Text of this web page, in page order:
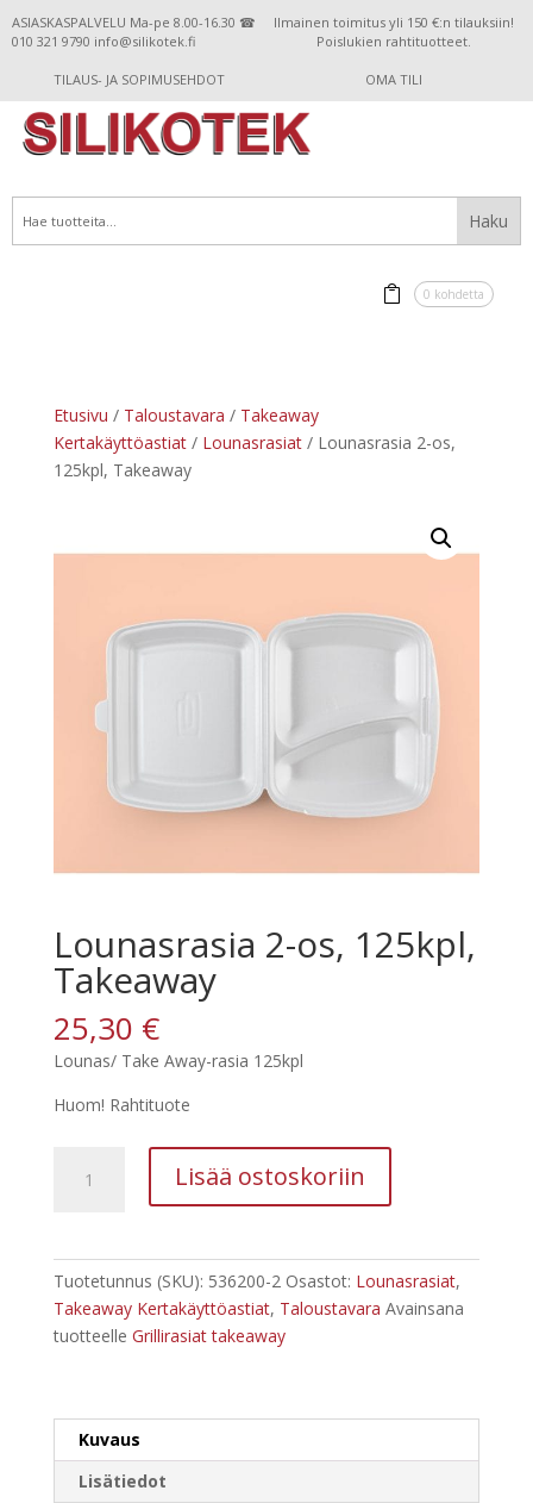
ASIASKASPALVELU Ma-pe 8.00-16.30 ☎
010 321 9790 info@silikotek.fi
Ilmainen toimitus yli 150 €:n tilauksiin!
Poislukien rahtituotteet.
TILAUS- JA SOPIMUSEHDOT OMA TILI
0 kohdetta
Etusivu / Taloustavara / Takeaway
Kertakäyttöastiat/ Lounasrasiat/ Lounasrasia 2-os,
125kpl, Takeaway
Lounasrasia 2-os, 125kpl,
Takeaway
25,30 €
Lounas/ Take Away-rasia 125kpl
Huom! Rahtituote
määrä
Lisää ostoskoriin
Tuotetunnus (SKU): 536200-2 Osastot: Lounasrasiat,
Takeaway Kertakäyttöastiat, Taloustavara Avainsana
tuotteelle Grillirasiat takeaway
Kuvaus
Lisätiedot